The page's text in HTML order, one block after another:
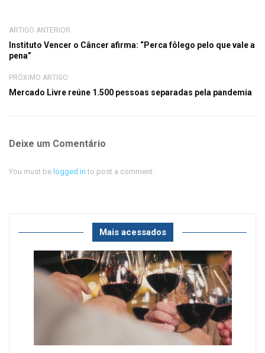
ARTIGO ANTERIOR
Instituto Vencer o Câncer afirma: “Perca fôlego pelo que vale a
pena”
PRÓXIMO ARTIGO
Mercado Livre reúne 1.500 pessoas separadas pela pandemia
Deixe um Comentário
You must be logged in to post a comment.
Mais acessados